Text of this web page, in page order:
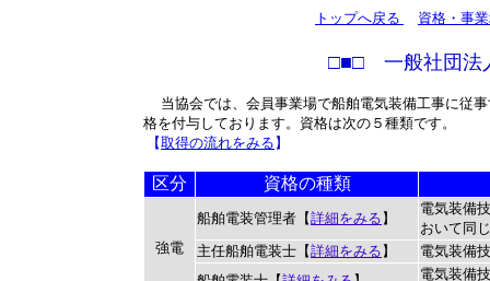
トップへ戻る 資格・事
□■□ 一般社団法
当協会では、会員事業場で船舶電気装備工事に従
格を付与しております。資格は次の５種類です。
【取得の流れをみる 】
区分 資格の種類
強電
船舶電装管理者【詳細をみる 】
電気装備
おいて同
主任船舶電装士【詳細をみる 】
電気装備
電気装備